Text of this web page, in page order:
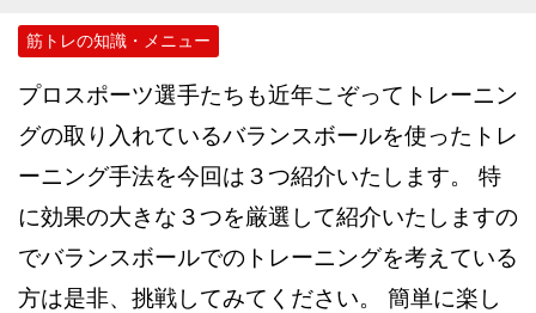
筋トレの知識・メニュー
プロスポーツ選手たちも近年こぞってトレーニン
グの取り入れているバランスボールを使ったトレ
ーニング手法を今回は３つ紹介いたします。 特
に効果の大きな３つを厳選して紹介いたしますの
でバランスボールでのトレーニングを考えている
方は是非、挑戦してみてください。 簡単に楽し